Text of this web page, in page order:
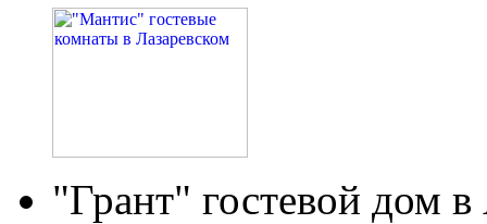
"Грант" гостевой дом